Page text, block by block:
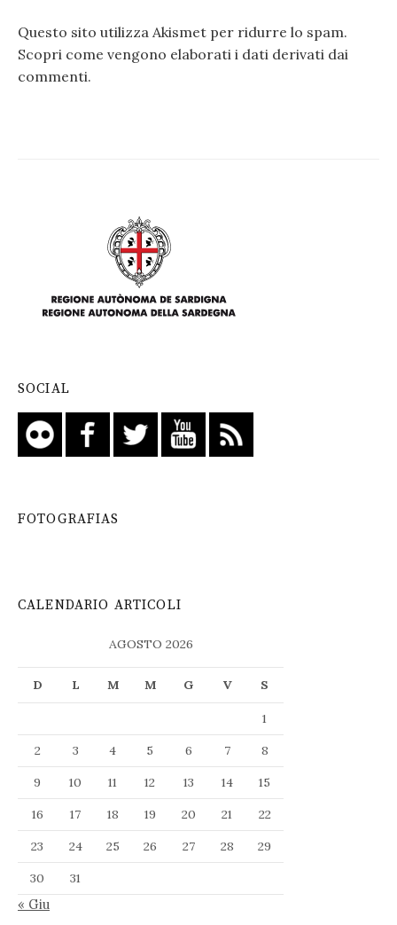
Questo sito utilizza Akismet per ridurre lo spam.
Scopri come vengono elaborati i dati derivati dai
commenti.
SOCIAL
FOTOGRAFIAS
CALENDARIO ARTICOLI
AGOSTO 2026
D L M M G V S
1
2
3 4 5 6 7
8
9
10 11 12 13 14
15
16
17 18 19 20 21
22
23
24 25 26 27 28
29
30
31
« Giu